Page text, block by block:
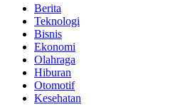
Berita
Teknologi
Bisnis
Ekonomi
Olahraga
Hiburan
Otomotif
Kesehatan